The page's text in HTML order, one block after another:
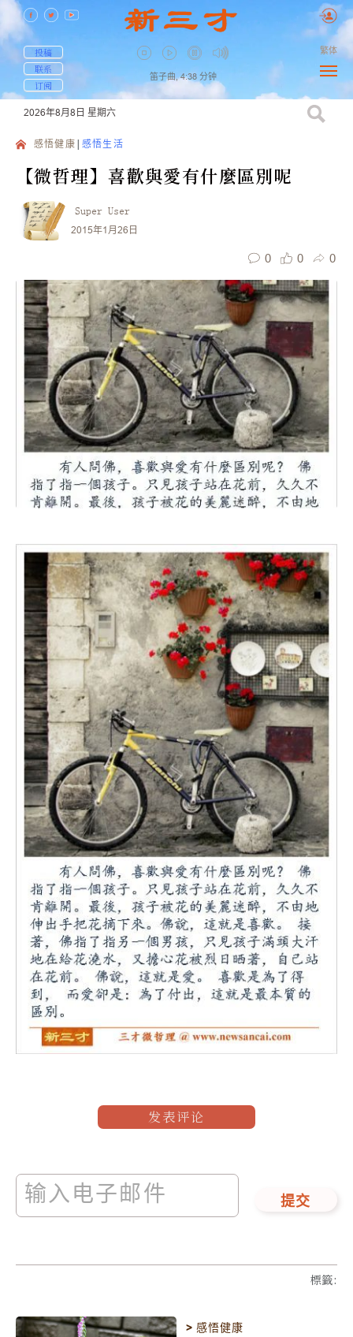
投稿
联系
订阅
笛子曲, 4:38 分钟
繁体
2026年8月8日 星期六
感悟健康 感悟生活
【微哲理】喜歡與愛有什麼區別呢
Super User
2015年1月26日
0 0 0
发表评论
提交
標籤:
>感悟健康